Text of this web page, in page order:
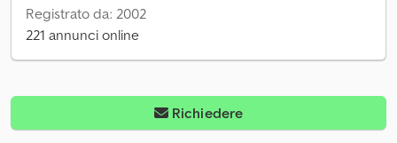
Registrato da: 2002
221 annunci online
Richiedere